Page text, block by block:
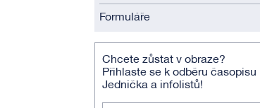
Formuláře
Chcete zůstat v obraze?
Přihlaste se k odběru časopisu
Jednička a infolistů!